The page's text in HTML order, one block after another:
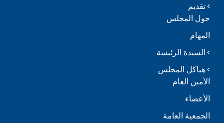
تقديم
حول المجلس
المهام
السيدة الرئيسة
هياكل المجلس
الأمين العام
الأعضاء
الجمعية العامة